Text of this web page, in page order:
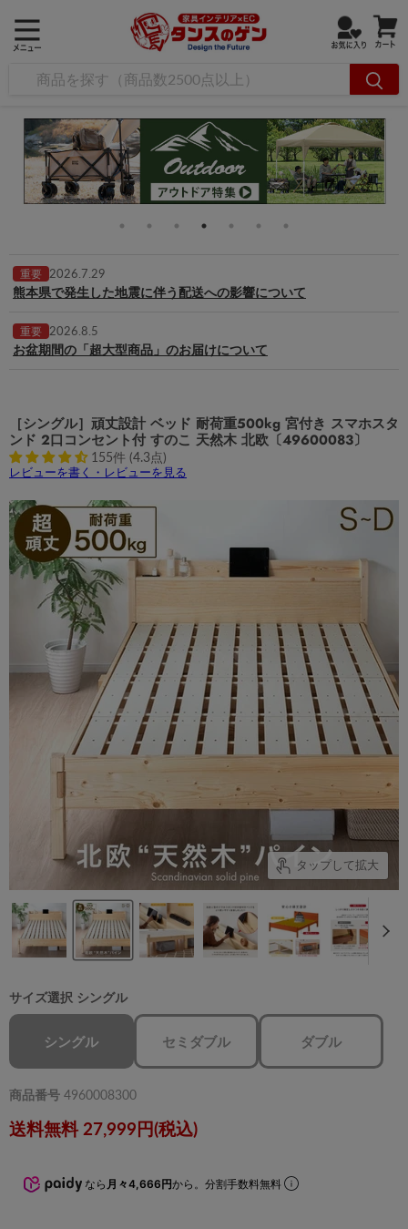
重要 2026.7.29
熊本県で発生した地震に伴う配送への影響について
重要 2026.8.5
お盆期間の「超大型商品」のお届けについて
［シングル］頑丈設計 ベッド 耐荷重500kg 宮付き スマホスタ
ンド 2口コンセント付 すのこ 天然木 北欧〔49600083〕
155件 (4.3点)
レビューを書く・レビューを見る
タップして拡大
サイズ選択 シングル
シングル セミダブル ダブル
商品番号 4960008300
送料無料 27,999円(税込)
なら 月々4,666円から。分割手数料無料